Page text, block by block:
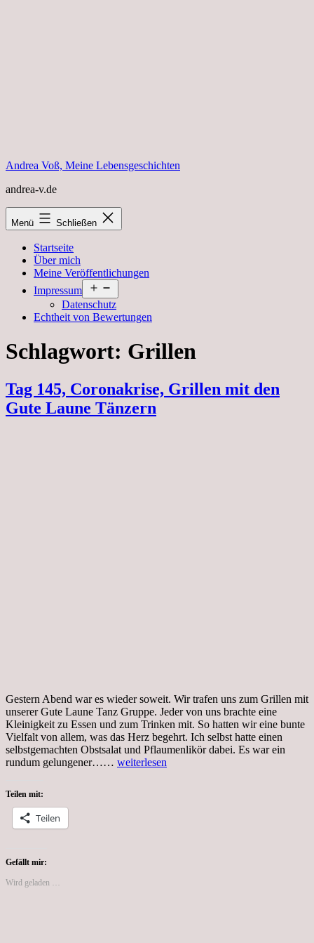
Andrea Voß, Meine Lebensgeschichten
andrea-v.de
Menü Schließen
Startseite
Über mich
Meine Veröffentlichungen
Impressum
öffnen
Datenschutz
Echtheit von Bewertungen
Schlagwort: Grillen
Tag 145, Coronakrise, Grillen mit den
Gute Laune Tänzern
Gestern Abend war es wieder soweit. Wir trafen uns zum Grillen mit
unserer Gute Laune Tanz Gruppe. Jeder von uns brachte eine
Kleinigkeit zu Essen und zum Trinken mit. So hatten wir eine bunte
Vielfalt von allem, was das Herz begehrt. Ich selbst hatte einen
selbstgemachten Obstsalat und Pflaumenlikör dabei. Es war ein
rundum gelungener…… Tag
weiterlesen
Teilen mit:
Teilen
Gefällt mir:
Wird geladen …